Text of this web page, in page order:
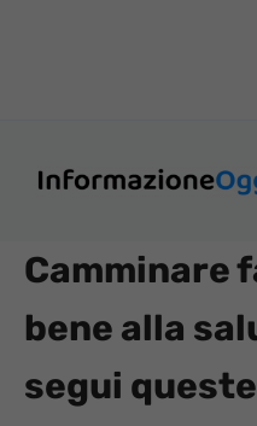
Camminare
bene alla
segui